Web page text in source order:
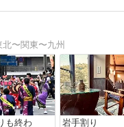
〜関東〜九州
も終わ 岩手割り